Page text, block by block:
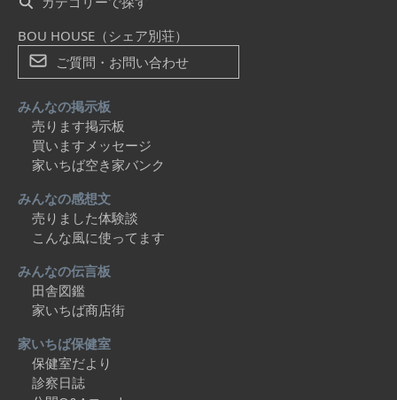
BOU HOUSE（シェア別荘）
ご質問・お問い合わせ
みんなの掲示板
売ります掲示板
買いますメッセージ
家いちば空き家バンク
みんなの感想文
売りました体験談
こんな風に使ってます
みんなの伝言板
田舎図鑑
家いちば商店街
家いちば保健室
保健室だより
診察日誌